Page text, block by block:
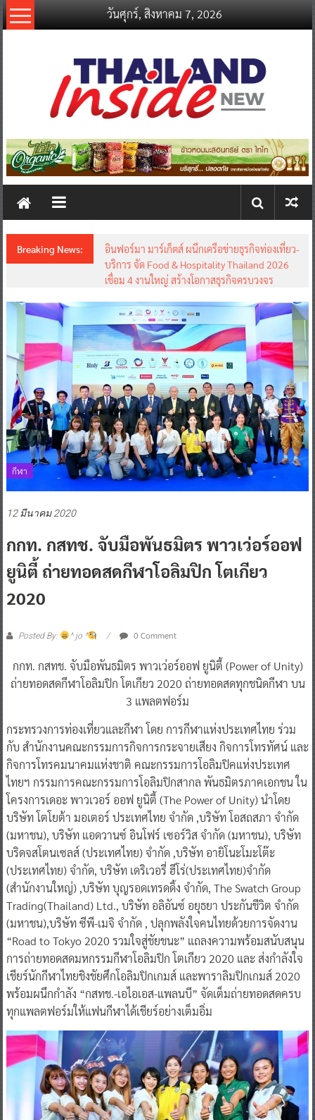
Skip
to
วันศุกร์, สิงหาคม 7, 2026
thailandinsidenew.com
Thailand
New
Breaking News:
มาเซราติ ฉลอง 100 ปี แห่งสัญลักษณ์ตรีศูล สู่บท
สรุปอันยิ่งใหญ่ของแกรนด์ทัวร์ จีน-อิตาลี ณ ถิ่น
กำเนิดเมือง โมเดนา
กีฬา
12 มีนาคม 2020
กกท. กสทช. จับมือพันธมิตร พาวเว่อร์ออฟ
ยูนิตี้ ถ่ายทอดสดกีฬาโอลิมปิก โตเกียว
2020
Posted By: ^ jo ^ 0 Comment
กกท. กสทช. จับมือพันธมิตร พาวเว่อร์ออฟ ยูนิตี้ (Power of Unity)
ถ่ายทอดสดกีฬาโอลิมปิก โตเกียว 2020 ถ่ายทอดสดทุกชนิดกีฬา บน
3 แพลตฟอร์ม
กระทรวงการท่องเที่ยวและกีฬา โดย การกีฬาแห่งประเทศไทย ร่วม
กับ สำนักงานคณะกรรมการกิจการกระจายเสียง กิจการโทรทัศน์ และ
กิจการโทรคมนาคมแห่งชาติ คณะกรรมการโอลิมปิคแห่งประเทศ
ไทยฯ กรรมการคณะกรรมการโอลิมปิกสากล พันธมิตรภาคเอกชน ใน
โครงการเดอะ พาวเวอร์ ออฟ ยูนิตี้ (The Power of Unity) นำโดย
บริษัท โตโยต้า มอเตอร์ ประเทศไทย จำกัด ,บริษัท โอสถสภา จำกัด
(มหาชน), บริษัท แอดวานซ์ อินโฟร์ เซอร์วิส จำกัด (มหาชน), บริษัท
บริดจสโตนเซลส์ (ประเทศไทย) จำกัด ,บริษัท อายิโนะโมะโต๊ะ
(ประเทศไทย) จำกัด, บริษัท เดริเวอรี่ ฮีโร่(ประเทศไทย)จำกัด
(สำนักงานใหญ่) ,บริษัท บุญรอดเทรดดิ้ง จำกัด, The Swatch Group
Trading(Thailand) Ltd., บริษัท อลิอันซ์ อยุธยา ประกันชีวิต จำกัด
(มหาชน),บริษัท ซีพี-เมจิ จำกัด , ปลุกพลังใจคนไทยด้วยการจัดงาน
“Road to Tokyo 2020 รวมใจสู่ชัยชนะ” แถลงความพร้อมสนับสนุน
การถ่ายทอดสดมหกรรมกีฬาโอลิมปิก โตเกียว 2020 และ ส่งกำลังใจ
เชียร์นักกีฬาไทยชิงชัยศึกโอลิมปิกเกมส์ และพาราลิมปิกเกมส์ 2020
พร้อมผนึกกำลัง “กสทช.-เอไอเอส-แพลนบี” จัดเต็มถ่ายทอดสดครบ
ทุกแพลตฟอร์มให้แฟนกีฬาได้เชียร์อย่างเต็มอิ่ม